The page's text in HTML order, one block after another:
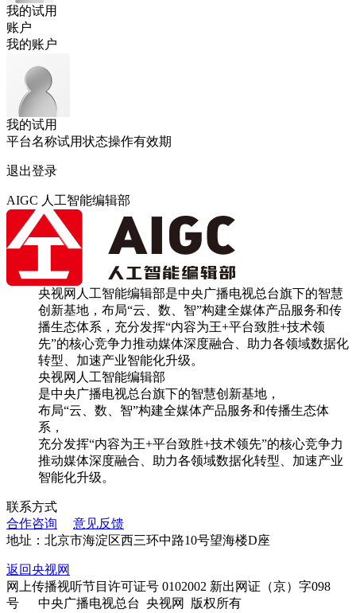
我的试用
账户
我的账户
我的试用
平台名称试用状态操作有效期
退出登录
AIGC 人工智能编辑部
央视网人工智能编辑部是中央广播电视总台旗下的智慧
创新基地，布局“云、数、智”构建全媒体产品服务和传
播生态体系，充分发挥“内容为王+平台致胜+技术领
先”的核心竞争力推动媒体深度融合、助力各领域数据化
转型、加速产业智能化升级。
央视网人工智能编辑部
是中央广播电视总台旗下的智慧创新基地，
布局“云、数、智”构建全媒体产品服务和传播生态体
系，
充分发挥“内容为王+平台致胜+技术领先”的核心竞争力
推动媒体深度融合、助力各领域数据化转型、加速产业
智能化升级。
联系方式
合作咨询
意见反馈
地址：北京市海淀区西三环中路10号望海楼D座
返回央视网
网上传播视听节目许可证号 0102002 新出网证（京）字098
号 中央广播电视总台 央视网 版权所有